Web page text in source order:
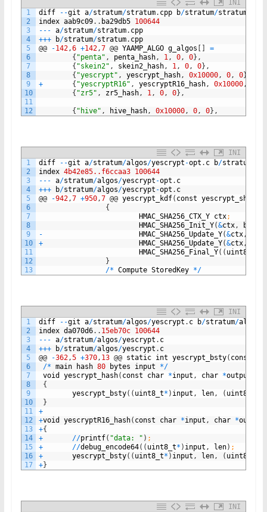
INI
1
2
3
4
5
6
7
8
9
10
11
12
diff --git a/stratum/stratum. cpp b/stratum/stratum
index aab9c09. . ba29db5 100644
-- - a/stratum/stratum. cpp
+++ b/stratum/stratum. cpp
@@ -142,6 +142,7 @@ YAAMP_ALGO g_algos
=
{ "penta" , penta_hash, 1, 0, 0} ,
{ "skein2" , skein2_hash, 1, 0, 0} ,
{ "yescrypt" , yescrypt_hash, 0x10000, 0, 0}
+
{ "yescryptR16" , yescryptR16_hash, 0x10000,
{ "zr5" , zr5_hash, 1, 0, 0} ,
{ "hive" , hive_hash, 0x10000, 0, 0} ,
INI
1
2
3
4
5
6
7
8
9
10
11
12
13
diff --git a/stratum/algos/yescrypt -opt . c b/stratum
index 4b42e85..f6ccaa3 100644
-- - a/stratum/algos/yescrypt -opt . c
+++ b/stratum/algos/yescrypt -opt . c
@@ -942,7 +950,7 @@ yescrypt_kdf( const
{
HMAC_SHA256_CTX_Y ctx;
HMAC_SHA256_Init_Y(&ctx, buf
-
HMAC_SHA256_Update_Y(&ctx,
+
HMAC_SHA256_Update_Y(&ctx,
HMAC_SHA256_Final_Y( ( uint8_t
}
/* Compute StoredKey */
INI
1
2
3
4
5
6
7
8
9
10
11
12
13
14
15
16
17
diff --git a/stratum/algos/yescrypt . c b/stratum/algos
index da070d6. . 15eb70c 100644
-- - a/stratum/algos/yescrypt . c
+++ b/stratum/algos/yescrypt . c
@@ -362,5 +370, 13 @@ static int yescrypt_bsty( const
/* main hash 80 bytes input */
void
yescrypt_hash( const char *input , char *output
{
yescrypt_bsty( ( uint8_t* ) input , len, ( uint8_t
}
+
+void yescryptR16_hash( const char *input , char *output
+{
+
//printf( "data: " ) ;
+
//debug_encode64( ( uint8_t* ) input , len) ;
+
yescrypt_bsty( ( uint8_t* ) input , len, ( uint8_t
+}
INI